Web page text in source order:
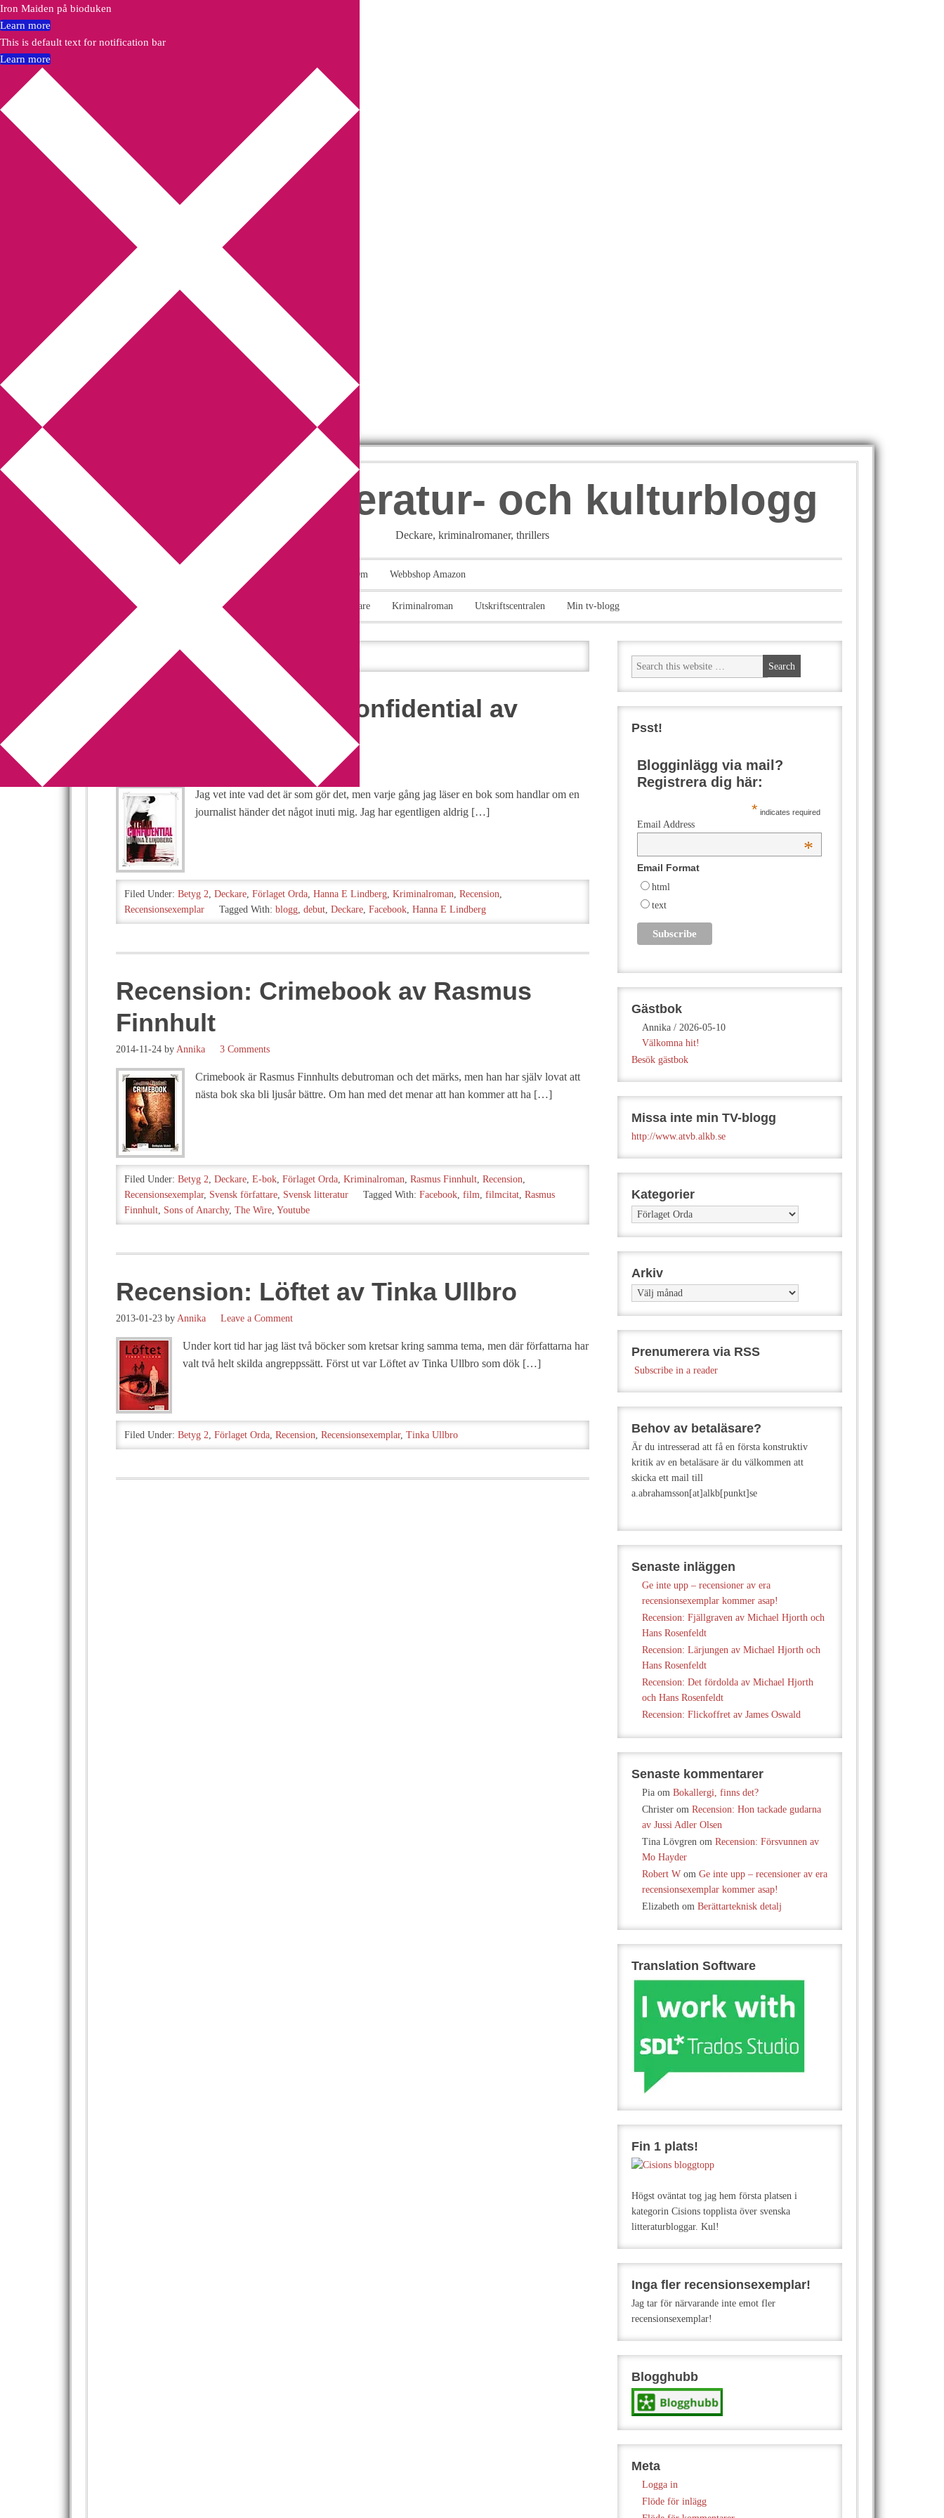
Annikas litteratur- och kulturblogg
Deckare, kriminalromaner, thrillers
Författarfemman Om Webbshop Amazon
Gästinlägg Bokbloggsjerka Deckare Kriminalroman Utskriftscentralen Min tv-blogg
You are here:Home Archives for Förlaget Orda
Recension: Sthlm Confidential av
Hanna E Lindberg
Jag vet inte vad det är som gör det, men varje gång jag läser en bok som handlar om en
journalist händer det något inuti mig. Jag har egentligen aldrig […]
Filed Under: Betyg 2, Deckare, Förlaget Orda, Hanna E Lindberg, Kriminalroman, Recension,
Recensionsexemplar
Tagged With: blogg, debut, Deckare, Facebook, Hanna E Lindberg
Recension: Crimebook av Rasmus
Finnhult
2014-11-24 by Annika 3 Comments
Crimebook är Rasmus Finnhults debutroman och det märks, men han har själv lovat att
nästa bok ska bli ljusår bättre. Om han med det menar att han kommer att ha […]
Filed Under: Betyg 2, Deckare, E-bok, Förlaget Orda, Kriminalroman, Rasmus Finnhult, Recension,
Recensionsexemplar, Svensk författare, Svensk litteratur Tagged With: Facebook, film, filmcitat, Rasmus
Finnhult, Sons of Anarchy, The Wire, Youtube
Recension: Löftet av Tinka Ullbro
2013-01-23 by Annika Leave a Comment
Under kort tid har jag läst två böcker som kretsar kring samma tema, men där författarna har
valt två helt skilda angreppssätt. Först ut var Löftet av Tinka Ullbro som dök […]
Filed Under: Betyg 2, Förlaget Orda, Recension, Recensionsexemplar, Tinka Ullbro
Psst!
Blogginlägg via mail?
Registrera dig här:
* indicates required
Email Address
*
Email Format
html
text
Gästbok
Annika / 2026-05-10
Välkomna hit!
Besök gästbok
Missa inte min TV-blogg
http://www.atvb.alkb.se
Kategorier
Kategorier
Arkiv
Arkiv
Prenumerera via RSS
Subscribe in a reader
Behov av betaläsare?
Är du intresserad att få en första konstruktiv
kritik av en betaläsare är du välkommen att
skicka ett mail till
a.abrahamsson[at]alkb[punkt]se
Senaste inläggen
Ge inte upp – recensioner av era
recensionsexemplar kommer asap!
Recension: Fjällgraven av Michael Hjorth och
Hans Rosenfeldt
Recension: Lärjungen av Michael Hjorth och
Hans Rosenfeldt
Recension: Det fördolda av Michael Hjorth
och Hans Rosenfeldt
Recension: Flickoffret av James Oswald
Senaste kommentarer
Pia om Bokallergi, finns det?
Christer om Recension: Hon tackade gudarna
av Jussi Adler Olsen
Tina Lövgren om Recension: Försvunnen av
Mo Hayder
Robert W om Ge inte upp – recensioner av era
recensionsexemplar kommer asap!
Elizabeth om Berättarteknisk detalj
Translation Software
Fin 1 plats!
Högst oväntat tog jag hem första platsen i
kategorin Cisions topplista över svenska
litteraturbloggar. Kul!
Inga fler recensionsexemplar!
Jag tar för närvarande inte emot fler
recensionsexemplar!
Blogghubb
Meta
Logga in
Flöde för inlägg
Iron Maiden på bioduken
Learn more
This is default text for notification bar
Learn more